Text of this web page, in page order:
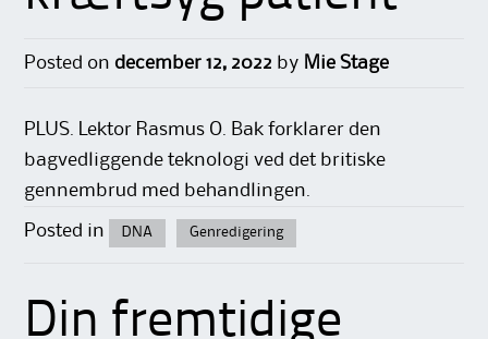
Posted ondecember 12, 2022 by Mie Stage
PLUS. Lektor Rasmus O. Bak forklarer den
bagvedliggende teknologi ved det britiske
gennembrud med behandlingen.
Posted in DNA Genredigering
Din fremtidige